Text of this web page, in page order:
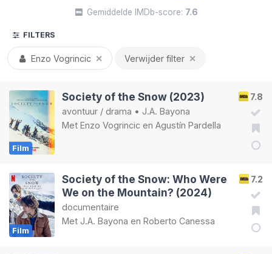
Gemiddelde IMDb-score: 7.6
FILTERS
Enzo Vogrincic ✕ Verwijder filter ✕
Film
7.8
Society of the Snow (2023)
avontuur / drama • J.A. Bayona
Met Enzo Vogrincic en Agustín Pardella
Film
7.2
Society of the Snow: Who Were
We on the Mountain? (2024)
documentaire
Met J.A. Bayona en Roberto Canessa